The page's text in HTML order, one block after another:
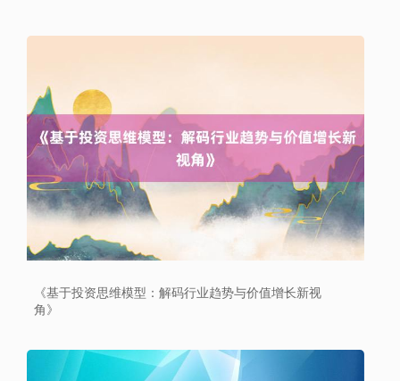
《基于投资思维模型：解码行业趋势与价值增长新视
角》
沪深300 4694.44 +43.13 +0.93%
北证50 1134.24 +11.37 +1.01%